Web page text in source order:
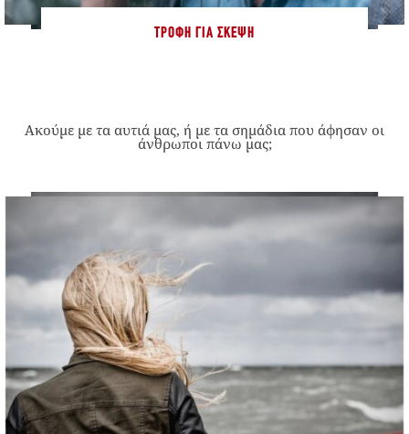
ΤΡΟΦΉ ΓΙΑ ΣΚΈΨΗ
Ακούμε με τα αυτιά μας, ή με τα σημάδια που άφησαν οι
άνθρωποι πάνω μας;